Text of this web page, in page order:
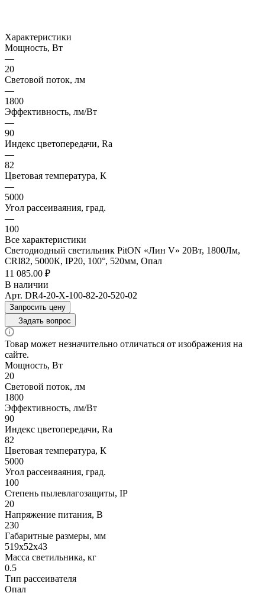
Характеристики
Мощность, Вт
—
20
Световой поток, лм
—
1800
Эффективность, лм/Вт
—
90
Индекс цветопередачи, Ra
—
82
Цветовая температура, К
—
5000
Угол рассеиваяния, град.
—
100
Все характеристики
Светодиодный светильник PitON «Лин V» 20Вт, 1800Лм,
CRI82, 5000К, IP20, 100°, 520мм, Опал
11 085.00 ₽
В наличии
Арт. DR4-20-X-100-82-20-520-02
Запросить цену
Задать вопрос
Товар может незначительно отличаться от изображения на
сайте.
Мощность, Вт
20
Световой поток, лм
1800
Эффективность, лм/Вт
90
Индекс цветопередачи, Ra
82
Цветовая температура, К
5000
Угол рассеиваяния, град.
100
Степень пылевлагозащиты, IP
20
Напряжение питания, В
230
Габаритные размеры, мм
519х52x43
Масса светильника, кг
0.5
Тип рассеивателя
Опал